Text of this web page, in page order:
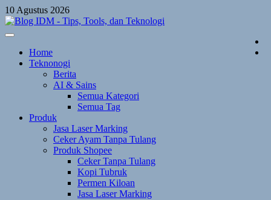
Skip
to
content
10 Agustus 2026
Home
Teknonogi
Berita
AI & Sains
Semua Kategori
Semua Tag
Produk
Jasa Laser Marking
Ceker Ayam Tanpa Tulang
Produk Shopee
Ceker Tanpa Tulang
Kopi Tubruk
Permen Kiloan
Jasa Laser Marking